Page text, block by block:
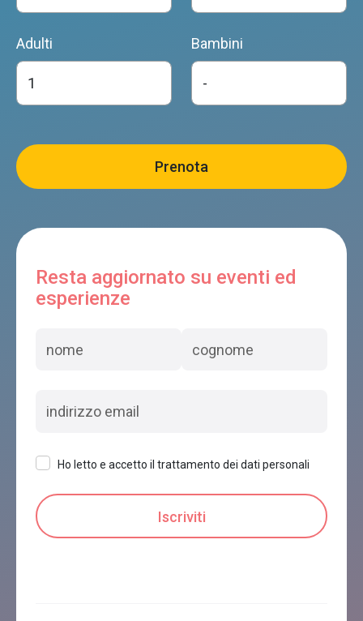
CASA ALPINA SAN MARCO
Pedavena
B&B DA PIERO
CASA DONAZZOLO
Pedavena
Adulti Bambini
Resta aggiornato su eventi ed
esperienze
Ho letto e accetto il trattamento dei dati personali